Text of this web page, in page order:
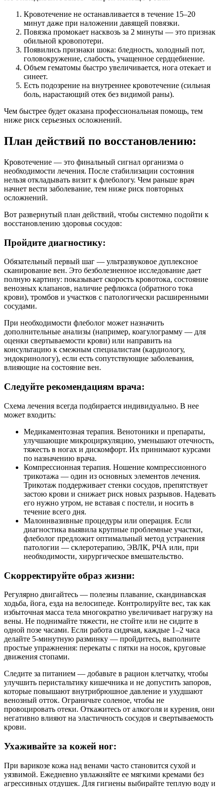
Кровотечение не останавливается в течение 15–20
минут даже при наложении давящей повязки.
Повязка промокает насквозь за 2 минуты — это признак
обильной кровопотери.
Появились признаки шока: бледность, холодный пот,
головокружение, слабость, учащенное сердцебиение.
Объем гематомы быстро увеличивается, нога отекает и
синеет.
Есть подозрение на внутреннее кровотечение (сильная
боль, нарастающий отек без видимой раны).
Чем быстрее будет оказана профессиональная помощь, тем
ниже риск серьезных осложнений.
План действий по восстановлению:
Кровотечение — это финальный сигнал организма о
необходимости лечения. После стабилизации состояния
нельзя откладывать визит к флебологу. Чем раньше врач
начнет вести заболевание, тем ниже риск повторных
осложнений.
Вот развернутый план действий, чтобы системно подойти к
восстановлению здоровья сосудов:
Пройдите диагностику:
Обязательный первый шаг — ультразвуковое дуплексное
сканирование вен. Это безболезненное исследование дает
полную картину: показывает скорость кровотока, состояние
венозных клапанов, наличие рефлюкса (обратного тока
крови), тромбов и участков с патологически расширенными
сосудами.
При необходимости флеболог может назначить
дополнительные анализы (например, коагулограмму — для
оценки свертываемости крови) или направить на
консультацию к смежным специалистам (кардиологу,
эндокринологу), если есть сопутствующие заболевания,
влияющие на состояние вен.
Следуйте рекомендациям врача:
Схема лечения всегда подбирается индивидуально. В нее
может входить:
Медикаментозная терапия. Венотоники и препараты,
улучшающие микроциркуляцию, уменьшают отечность,
тяжесть в ногах и дискомфорт. Их принимают курсами
по назначению врача.
Компрессионная терапия. Ношение компрессионного
трикотажа — один из основных элементов лечения.
Трикотаж поддерживает стенки сосудов, препятствует
застою крови и снижает риск новых разрывов. Надевать
его нужно утром, не вставая с постели, и носить в
течение всего дня.
Малоинвазивные процедуры или операция. Если
диагностика выявила крупные проблемные участки,
флеболог предложит оптимальный метод устранения
патологии — склеротерапию, ЭВЛК, РЧА или, при
необходимости, хирургическое вмешательство.
Скорректируйте образ жизни:
Регулярно двигайтесь — полезны плавание, скандинавская
ходьба, йога, езда на велосипеде. Контролируйте вес, так как
избыточная масса тела многократно увеличивает нагрузку на
вены. Не поднимайте тяжести, не стойте или не сидите в
одной позе часами. Если работа сидячая, каждые 1–2 часа
делайте 5-минутную разминку — пройдитесь, выполните
простые упражнения: перекаты с пятки на носок, круговые
движения стопами.
Следите за питанием — добавьте в рацион клетчатку, чтобы
улучшить перистальтику кишечника и не допустить запоров,
которые повышают внутрибрюшное давление и ухудшают
венозный отток. Ограничьте соленое, чтобы не
провоцировать отеки. Откажитесь от алкоголя и курения, они
негативно влияют на эластичность сосудов и свертываемость
крови.
Ухаживайте за кожей ног:
При варикозе кожа над венами часто становится сухой и
уязвимой. Ежедневно увлажняйте ее мягкими кремами без
агрессивных отдушек. Для гигиены выбирайте теплую воду и